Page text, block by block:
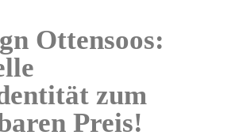
Ottensoos:
zum
Preis!